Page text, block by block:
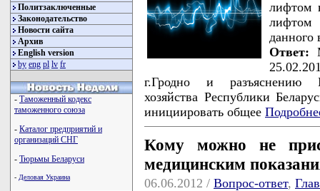
Политзаключенные
Законодательство
Новости сайта
Архив
English version
by eng pl lv fr
- Таможенный кодекс
таможенного союза
- Каталог предприятий и
организаций СНГ
- Тюрьмы Беларуси
- Деловая Украина
лифтом
лифтом
данного
Ответ:
г.Гродно и разъяснению
хозяйства Республики
инициировать общее
Кому можно не
медицинским
06.06.2012 / Вопрос-ответ,